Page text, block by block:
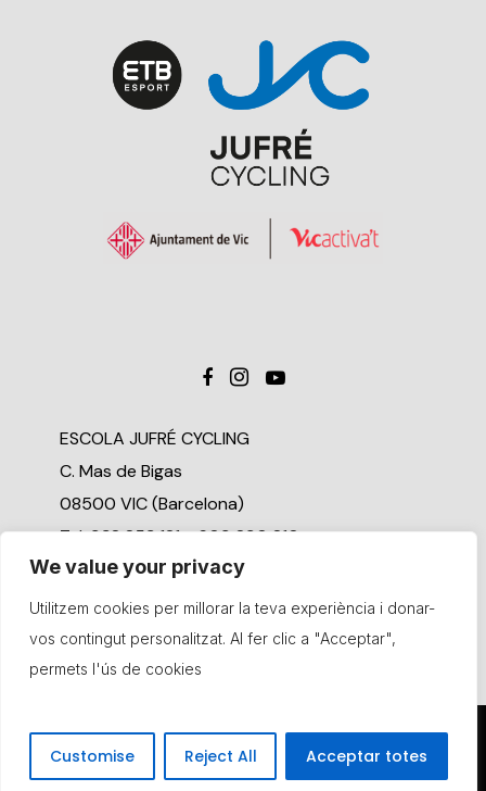
We value your privacy
Utilitzem cookies per millorar la teva experiència i donar-
vos contingut personalitzat. Al fer clic a "Acceptar",
permets l'ús de cookies
Customise Reject All Acceptar totes
ESCOLA JUFRÉ CYCLING
C. Mas de Bigas
08500 VIC (Barcelona)
Tel. 938 853 121 - 609 890 810
Canal de denúncia
© Copyright Jufré Cycling. Tots els drets reservats
Política de privacitat
Política de cookies Avís legal